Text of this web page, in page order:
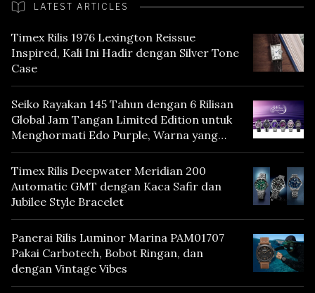
LATEST ARTICLES
Timex Rilis 1976 Lexington Reissue
Inspired, Kali Ini Hadir dengan Silver Tone
Case
Seiko Rayakan 145 Tahun dengan 6 Rilisan
Global Jam Tangan Limited Edition untuk
Menghormati Edo Purple, Warna yang
Mencerminkan Warisan Tokyo
Timex Rilis Deepwater Meridian 200
Automatic GMT dengan Kaca Safir dan
Jubilee Style Bracelet
Panerai Rilis Luminor Marina PAM01707
Pakai Carbotech, Bobot Ringan, dan
dengan Vintage Vibes